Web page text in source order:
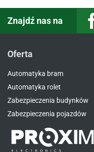
Znajdź nas na
Oferta
Automatyka bram
Automatyka rolet
Zabezpieczenia budynków
Zabezpieczenia pojazdów